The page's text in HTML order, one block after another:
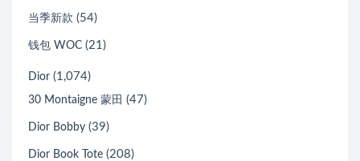
当季新款 (54)
钱包 WOC (21)
Dior (1,074)
30 Montaigne 蒙田 (47)
Dior Bobby (39)
Dior Book Tote (208)